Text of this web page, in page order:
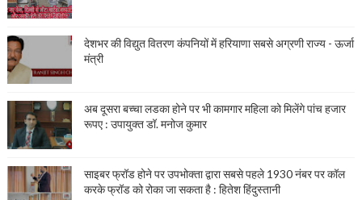
देशभर की विद्युत वितरण कंपनियों में हरियाणा सबसे अग्रणी राज्य - ऊर्जा
मंत्री
अब दूसरा बच्चा लडका होने पर भी कामगार महिला को मिलेंगे पांच हजार
रूपए : उपायुक्त डॉ. मनोज कुमार
साइबर फ्रॉड होने पर उपभोक्ता द्वारा सबसे पहले 1930 नंबर पर कॉल
करके फ्रॉड को रोका जा सकता है : हितेश हिंदुस्तानी